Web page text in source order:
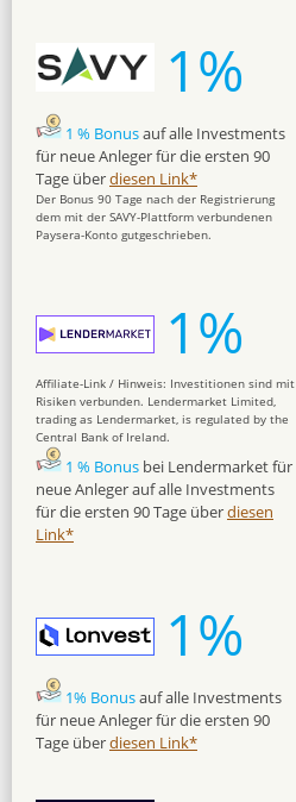
1%
1 % Bonusauf alle Investments
für neue Anleger für die ersten 90
Tage überdiesen Link*
Der Bonus 90 Tage nach der Registrierung
dem mit der SAVY-Plattform verbundenen
Paysera-Konto gutgeschrieben.
1%
Affiliate-Link / Hinweis: Investitionen sind mit
Risiken verbunden. Lendermarket Limited,
trading as Lendermarket, is regulated by the
Central Bank of Ireland.
1 % Bonus bei Lendermarket für
neue Anleger auf alle Investments
für die ersten 90 Tage überdiesen
Link*
1%
1% Bonusauf alle Investments
für neue Anleger für die ersten 90
Tage überdiesen Link*